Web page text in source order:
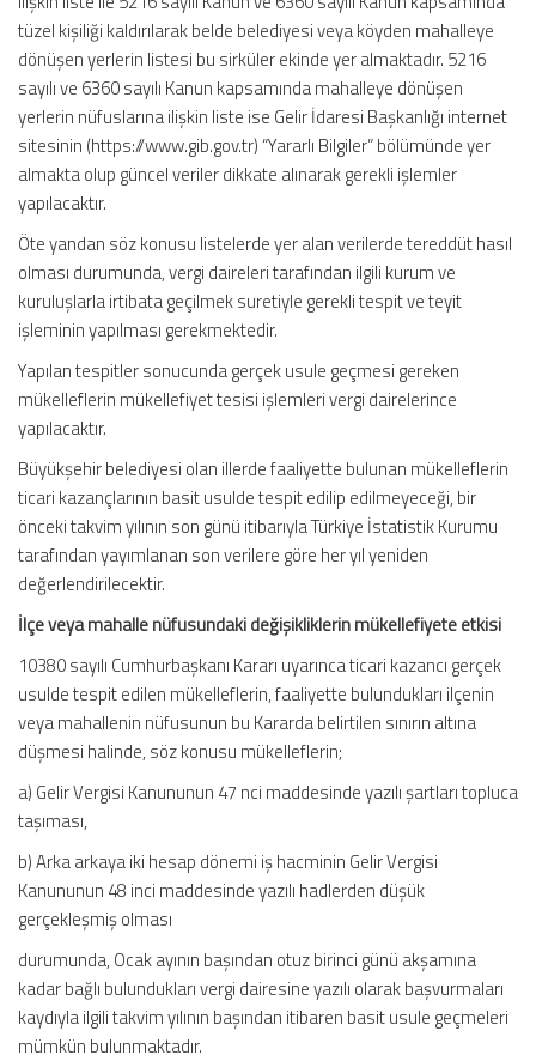
tüzel kişiliği kaldırılarak belde belediyesi veya köyden mahalleye
dönüşen yerlerin listesi bu sirküler ekinde yer almaktadır. 5216
sayılı ve 6360 sayılı Kanun kapsamında mahalleye dönüşen
yerlerin nüfuslarına ilişkin liste ise Gelir İdaresi Başkanlığı internet
sitesinin (https://www.gib.gov.tr) “Yararlı Bilgiler” bölümünde yer
almakta olup güncel veriler dikkate alınarak gerekli işlemler
yapılacaktır.
Öte yandan söz konusu listelerde yer alan verilerde tereddüt hasıl
olması durumunda, vergi daireleri tarafından ilgili kurum ve
kuruluşlarla irtibata geçilmek suretiyle gerekli tespit ve teyit
işleminin yapılması gerekmektedir.
Yapılan tespitler sonucunda gerçek usule geçmesi gereken
mükelleflerin mükellefiyet tesisi işlemleri vergi dairelerince
yapılacaktır.
Büyükşehir belediyesi olan illerde faaliyette bulunan mükelleflerin
ticari kazançlarının basit usulde tespit edilip edilmeyeceği, bir
önceki takvim yılının son günü itibarıyla Türkiye İstatistik Kurumu
tarafından yayımlanan son verilere göre her yıl yeniden
değerlendirilecektir.
İlçe veya mahalle nüfusundaki değişikliklerin mükellefiyete etkisi
10380 sayılı Cumhurbaşkanı Kararı uyarınca ticari kazancı gerçek
usulde tespit edilen mükelleflerin, faaliyette bulundukları ilçenin
veya mahallenin nüfusunun bu Kararda belirtilen sınırın altına
düşmesi halinde, söz konusu mükelleflerin;
a) Gelir Vergisi Kanununun 47 nci maddesinde yazılı şartları topluca
taşıması,
b) Arka arkaya iki hesap dönemi iş hacminin Gelir Vergisi
Kanununun 48 inci maddesinde yazılı hadlerden düşük
gerçekleşmiş olması
durumunda, Ocak ayının başından otuz birinci günü akşamına
kadar bağlı bulundukları vergi dairesine yazılı olarak başvurmaları
kaydıyla ilgili takvim yılının başından itibaren basit usule geçmeleri
mümkün bulunmaktadır.